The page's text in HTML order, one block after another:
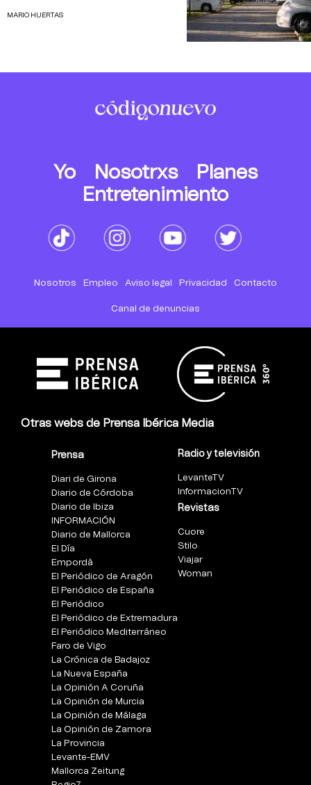
MARIO HUERTAS
Yo Nosotrxs
Planes
Entretenimiento
Nosotros Empleo Aviso legal Privacidad Contacto
Canal de denuncias
Otras webs de Prensa Ibérica Media
Prensa
Diari de Girona
Diario de Córdoba
Diario de Ibiza
INFORMACIÓN
Diario de Mallorca
El Día
Empordà
El Periódico de Aragón
El Periódico de España
El Periódico
El Periódico de Extremadura
El Periódico Mediterráneo
Faro de Vigo
La Crónica de Badajoz
La Nueva España
La Opinión A Coruña
La Opinión de Murcia
La Opinión de Málaga
La Opinión de Zamora
La Provincia
Levante-EMV
Mallorca Zeitung
Radio y televisión
LevanteTV
InformacionTV
Revistas
Cuore
Stilo
Viajar
Woman